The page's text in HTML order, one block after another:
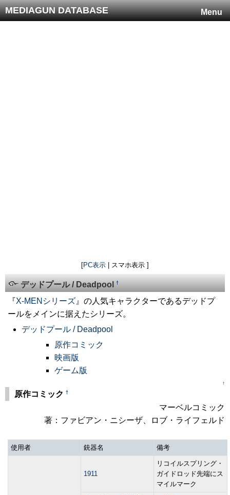
Menu
MEDIAGUN DATABASE
[PC表示 | スマホ表示 ]
デッドプール / Deadpool†
『X-MENシリーズ 』の人気キャラクターであるデッドプ
ールをメインに据えたシリーズ。
デッドプール / Deadpool
原作コミック
映画版
ゲーム版
↑
原作コミック †
マーベルコミック
著：ファビアン・ニシーザ、ロブ・ライフェルド
使用者 銃器名 備考
1911
リコイルスプリング・
ガイドロッド先端にス
マイルマーク